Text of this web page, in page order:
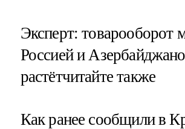
​Эксперт: товарооборот
Россией и
растётчитайте также
Как ранее сообщили в